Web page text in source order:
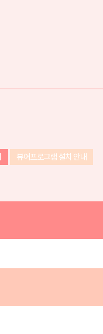
뷰어프로그램 설치 안내